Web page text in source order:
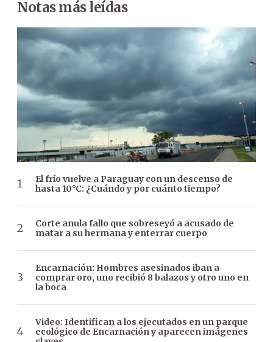
Notas más leídas
El frío vuelve a Paraguay con un descenso de
hasta 10°C: ¿Cuándo y por cuánto tiempo?
Corte anula fallo que sobreseyó a acusado de
matar a su hermana y enterrar cuerpo
Encarnación: Hombres asesinados iban a
comprar oro, uno recibió 8 balazos y otro uno en
la boca
Video: Identifican a los ejecutados en un parque
ecológico de Encarnación y aparecen imágenes